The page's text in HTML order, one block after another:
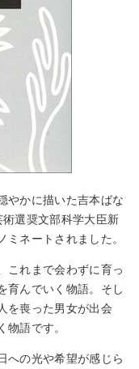
やかに描いた吉本ばな
選奨文部科学大臣新
ミネートされました。
これまで会わずに育っ
育んでいく物語。そし
を喪った男女が出会
物語です。
への光や希望が感じら